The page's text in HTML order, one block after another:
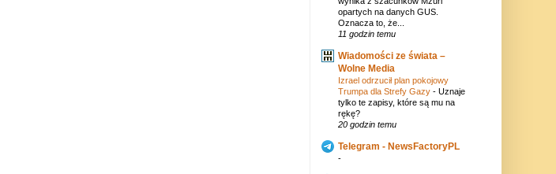
opartych na danych GUS.
Oznacza to, że...
11 godzin temu
Wiadomości ze świata –
Wolne Media
Izrael odrzucił plan pokojowy
Trumpa dla Strefy Gazy - Uznaje
tylko te zapisy, które są mu na
rękę?
20 godzin temu
Telegram - NewsFactoryPL
-